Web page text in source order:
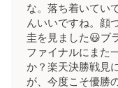
な。落ち着いてい
んいいですね。顔
圭を見ました😃ブ
ファイナルにまた
か？楽天決勝戦見
が、今度こそ優勝